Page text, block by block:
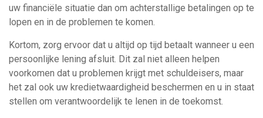
uw financiële situatie dan om achterstallige betalingen op te
lopen en in de problemen te komen.
Kortom, zorg ervoor dat u altijd op tijd betaalt wanneer u een
persoonlijke lening afsluit. Dit zal niet alleen helpen
voorkomen dat u problemen krijgt met schuldeisers, maar
het zal ook uw kredietwaardigheid beschermen en u in staat
stellen om verantwoordelijk te lenen in de toekomst.